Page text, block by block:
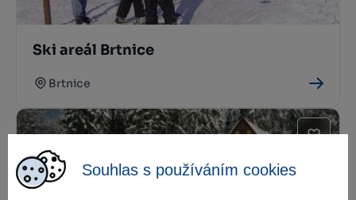
Souhlas s používáním cookies
Ski areál Brtnice
Brtnice